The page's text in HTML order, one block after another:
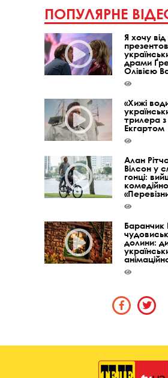
ПОПУЛЯРНЕ
Я хочу
драми
Олівією
«Хижі
трилера
Екгартом
Алан
Вілсон у
гонці:
долини: